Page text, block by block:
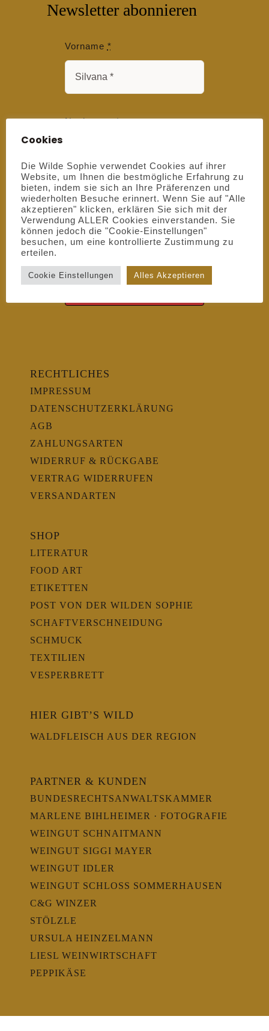
Newsletter abonnieren
Vorname *
Nachname*
E-Mail*
RECHTLICHES
IMPRESSUM
DATENSCHUTZERKLÄRUNG
AGB
ZAHLUNGSARTEN
WIDERRUF & RÜCKGABE
VERTRAG WIDERRUFEN
VERSANDARTEN
SHOP
LITERATUR
FOOD ART
ETIKETTEN
POST VON DER WILDEN SOPHIE
SCHAFTVERSCHNEIDUNG
SCHMUCK
TEXTILIEN
VESPERBRETT
HIER GIBT’S WILD
WALDFLEISCH AUS DER REGION
PARTNER & KUNDEN
BUNDESRECHTSANWALTSKAMMER
MARLENE BIHLHEIMER · FOTOGRAFIE
WEINGUT SCHNAITMANN
WEINGUT SIGGI MAYER
WEINGUT IDLER
WEINGUT SCHLOSS SOMMERHAUSEN
C&G WINZER
STÖLZLE
URSULA HEINZELMANN
LIESL WEINWIRTSCHAFT
PEPPIKÄSE
Cookies
Die Wilde Sophie verwendet Cookies auf ihrer
Website, um Ihnen die bestmögliche Erfahrung zu
bieten, indem sie sich an Ihre Präferenzen und
wiederholten Besuche erinnert. Wenn Sie auf "Alle
akzeptieren" klicken, erklären Sie sich mit der
Verwendung ALLER Cookies einverstanden. Sie
können jedoch die "Cookie-Einstellungen"
besuchen, um eine kontrollierte Zustimmung zu
erteilen.
Cookie Einstellungen Alles Akzeptieren